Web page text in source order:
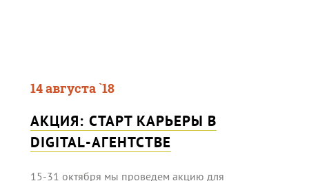
14 августа `18
АКЦИЯ: СТАРТ КАРЬЕРЫ В
DIGITAL-АГЕНТСТВЕ
15-31 октября мы проведем акцию для